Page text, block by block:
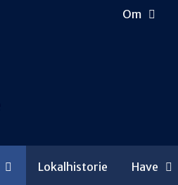
Om
Lokalhistorie Have